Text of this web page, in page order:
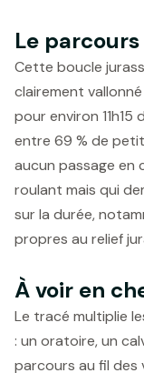
Le parcours
Cette boucle
clairement
pour environ
entre 69 % de
aucun passage en
roulant mais qui
sur la durée,
propres au relief
À voir en
Le tracé multiplie
: un oratoire, un
parcours au fil des